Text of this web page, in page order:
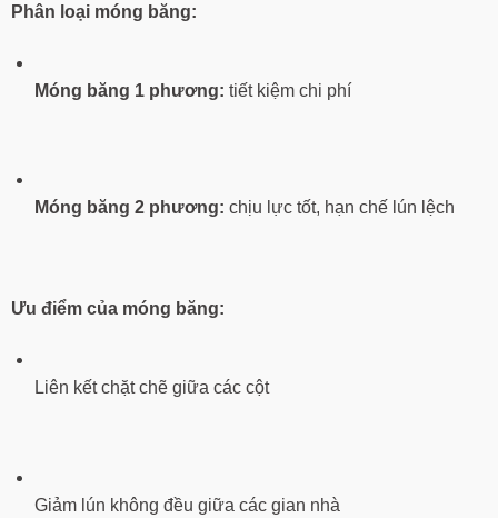
Phân loại móng băng:
Móng băng 1 phương: tiết kiệm chi phí
Móng băng 2 phương: chịu lực tốt, hạn chế lún lệch
Ưu điểm của móng băng:
Liên kết chặt chẽ giữa các cột
Giảm lún không đều giữa các gian nhà